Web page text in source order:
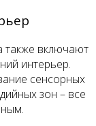
включают
интерьер.
сенсорных
зон – все